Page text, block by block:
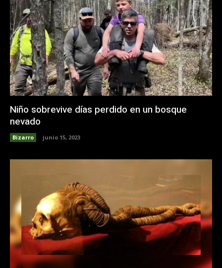
Niño sobrevive días perdido en un bosque
nevado
Bizarro junio 15, 2023